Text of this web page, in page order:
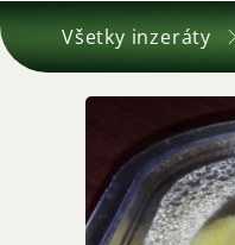
Všetky inzeráty